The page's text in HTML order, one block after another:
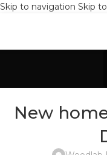
Skip to navigation Skip
New